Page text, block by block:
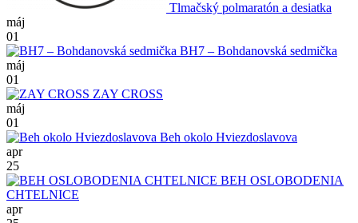
Tlmačský polmaratón a desiatka
máj
01
BH7 – Bohdanovská sedmička
máj
01
ZAY CROSS
máj
01
Beh okolo Hviezdoslavova
apr
25
BEH OSLOBODENIA
CHTELNICE
apr